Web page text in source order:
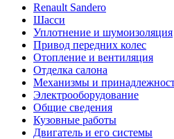
Renault Sandero
Шасси
Уплотнение и шумоизоляция
Привод передних колес
Отопление и вентиляция
Отделка салона
Механизмы и
Электрооборудование
Общие сведения
Кузовные работы
Двигатель и его системы